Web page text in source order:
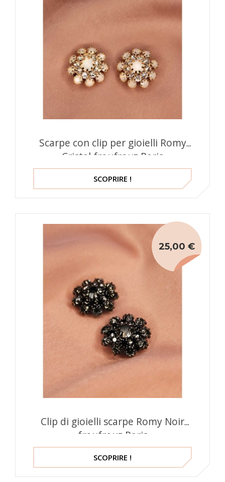
Scarpe con clip per gioielli Romy
Cristal froufrouz Paris
SCOPRIRE !
Clip di gioielli scarpe Romy Noir
froufrouz Paris
25,00 €
SCOPRIRE !